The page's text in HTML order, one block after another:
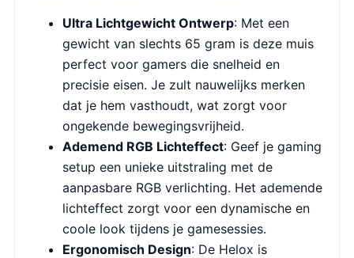
Ultra Lichtgewicht Ontwerp: Met een
gewicht van slechts 65 gram is deze muis
perfect voor gamers die snelheid en
precisie eisen. Je zult nauwelijks merken
dat je hem vasthoudt, wat zorgt voor
ongekende bewegingsvrijheid.
Ademend RGB Lichteffect: Geef je gaming
setup een unieke uitstraling met de
aanpasbare RGB verlichting. Het ademende
lichteffect zorgt voor een dynamische en
coole look tijdens je gamesessies.
Ergonomisch Design: De Helox is